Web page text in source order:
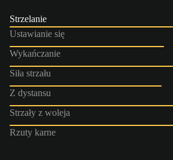
Strzelanie
Ustawianie się
Wykańczanie
Siła strzału
Z dystansu
Strzały z woleja
Rzuty karne